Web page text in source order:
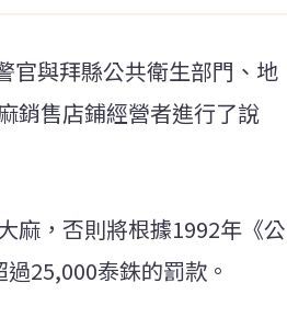
官與拜縣公共衛生部門、地
銷售店鋪經營者進行了說
麻，否則將根據1992年《公
25,000泰銖的罰款。